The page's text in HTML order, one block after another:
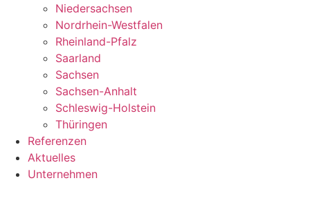
Niedersachsen
Nordrhein-Westfalen
Rheinland-Pfalz
Saarland
Sachsen
Sachsen-Anhalt
Schleswig-Holstein
Thüringen
Referenzen
Aktuelles
Unternehmen